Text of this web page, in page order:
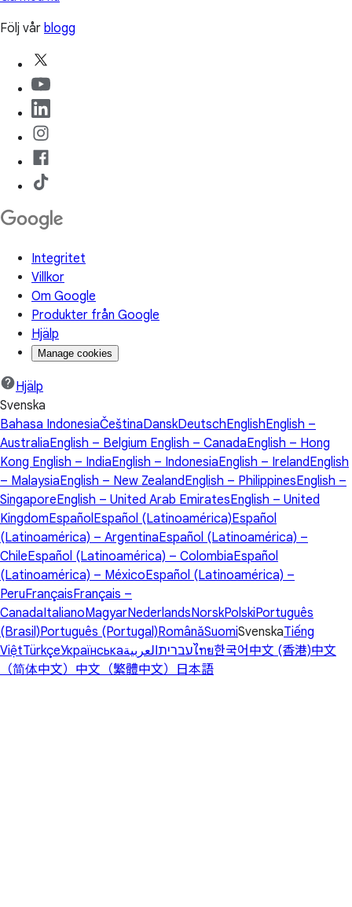
Följ vår blogg
Integritet
Villkor
Om Google
Produkter från Google
Hjälp
Manage cookies
Hjälp
Svenska
Bahasa IndonesiaČeštinaDanskDeutschEnglishEnglish –
AustraliaEnglish – Belgium English – CanadaEnglish – Hong
Kong English – IndiaEnglish – IndonesiaEnglish – IrelandEnglish
– MalaysiaEnglish – New ZealandEnglish – PhilippinesEnglish –
SingaporeEnglish – United Arab EmiratesEnglish – United
KingdomEspañolEspañol (Latinoamérica)Español
(Latinoamérica) – ArgentinaEspañol (Latinoamérica) –
ChileEspañol (Latinoamérica) – ColombiaEspañol
(Latinoamérica) – MéxicoEspañol (Latinoamérica) –
PeruFrançaisFrançais –
CanadaItalianoMagyarNederlandsNorskPolskiPortuguês
(Brasil)Português (Portugal)RomânăSuomiSvenskaTiếng
ViệtTürkçeУкраїнська עבריתالعربية ไทย한국어 中文 (香港)中文
（简体中文） 中文（繁體中文） 日本語